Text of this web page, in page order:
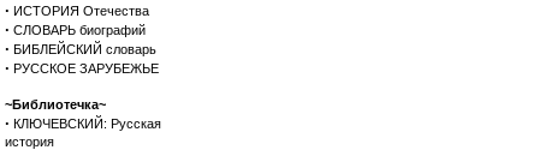
· ИСТОРИЯ Отечества
· СЛОВАРЬ биографий
· БИБЛЕЙСКИЙ словарь
· РУССКОЕ ЗАРУБЕЖЬЕ
~Библиотечка~
· КЛЮЧЕВСКИЙ: Русская
история